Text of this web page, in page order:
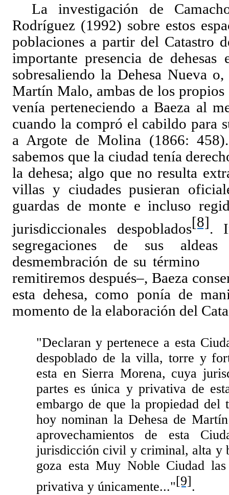
La investigación de
Rodríguez (1992) sobre estos
poblaciones a partir del Catastro
importante presencia de
sobresaliendo la Dehesa Nueva
Martín Malo, ambas de los
venía perteneciendo a Baeza al
cuando la compró el cabildo para
a Argote de Molina (1866:
sabemos que la ciudad tenía
la dehesa; algo que no resulta
villas y ciudades pusieran
guardas de monte e incluso
jurisdiccionales despoblados[8].
segregaciones de sus
desmembración de su
remitiremos después–, Baeza
esta dehesa, como ponía de
momento de la elaboración del
"Declaran y pertenece a esta
despoblado de la villa, torre y
esta en Sierra Morena, cuya
partes es única y privativa de
embargo de que la propiedad
hoy nominan la Dehesa de
aprovechamientos de esta
jurisdicción civil y criminal, alta y
goza esta Muy Noble Ciudad
privativa y únicamente..."[9].